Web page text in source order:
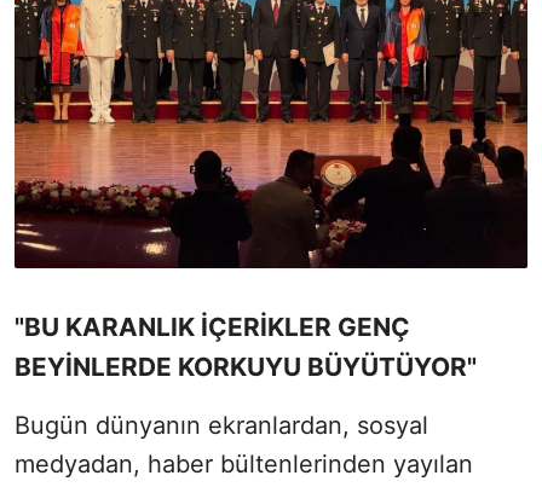
"BU KARANLIK İÇERİKLER GENÇ
BEYİNLERDE KORKUYU BÜYÜTÜYOR"
Bugün dünyanın ekranlardan, sosyal
medyadan, haber bültenlerinden yayılan